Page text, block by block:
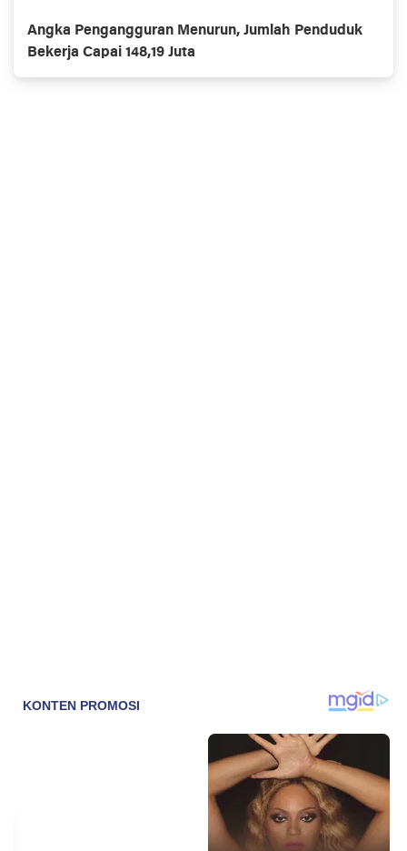
Angka Pengangguran Menurun, Jumlah Penduduk
Bekerja Capai 148,19 Juta